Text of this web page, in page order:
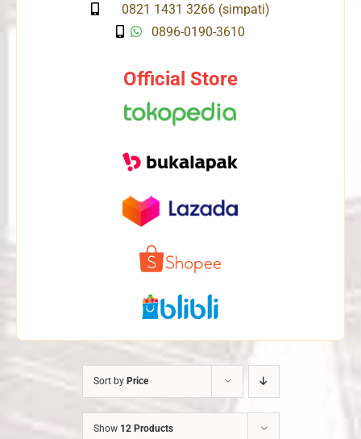
0821 1431 3266 (simpati)
0896-0190-3610
Official Store
Sort by Price
Show 12 Products